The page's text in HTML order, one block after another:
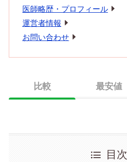
医師略歴・プロフィール
運営者情報
お問い合わせ
比較 最安値
目次